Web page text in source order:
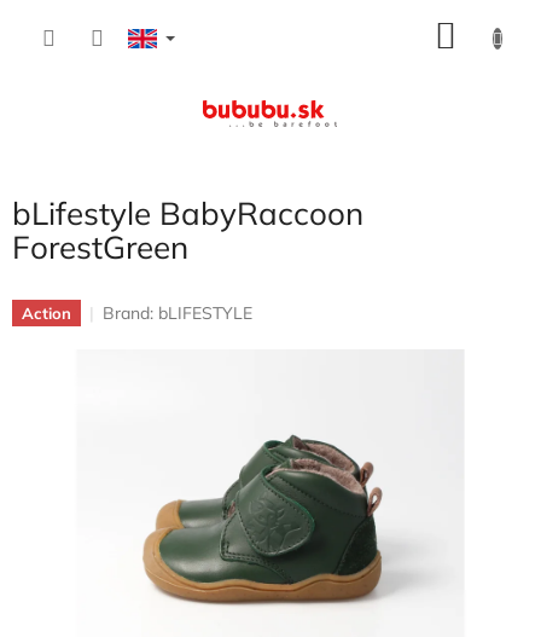
bLifestyle BabyRaccoon
ForestGreen
Action Brand: bLIFESTYLE